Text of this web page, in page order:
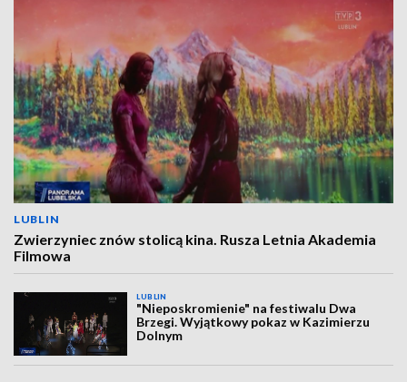
LUBLIN
Zwierzyniec znów stolicą kina. Rusza Letnia Akademia
Filmowa
LUBLIN
"Nieposkromienie" na festiwalu Dwa
Brzegi. Wyjątkowy pokaz w Kazimierzu
Dolnym